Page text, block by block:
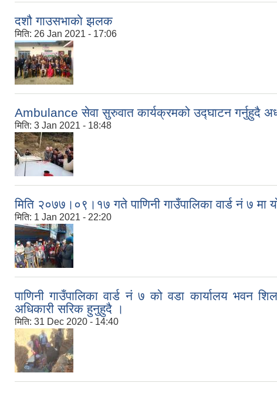
दशौ गाउसभाकाे झलक
मिति: 26 Jan 2021 - 17:06
Ambulance सेवा सुरुवात कार्यक्रमको उद्घाटन गर्नुहुदै
मिति: 3 Jan 2021 - 18:48
मिति २०७७।०९।१७ गते पाणिनी गाउँपालिका वार्ड नं ७ मा
मिति: 1 Jan 2021 - 22:20
पाणिनी गाउँपालिका वार्ड नं ७ को वडा कार्यालय भवन
अधिकारी सरिक हुनुहुदै ।
मिति: 31 Dec 2020 - 14:40